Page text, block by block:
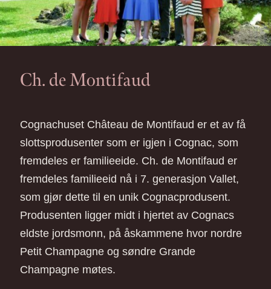
Ch. de Montifaud
Cognachuset Château de Montifaud er et av få
slottsprodusenter som er igjen i Cognac, som
fremdeles er familieeide. Ch. de Montifaud er
fremdeles familieeid nå i 7. generasjon Vallet,
som gjør dette til en unik Cognacprodusent.
Produsenten ligger midt i hjertet av Cognacs
eldste jordsmonn, på åskammene hvor nordre
Petit Champagne og søndre Grande
Champagne møtes.